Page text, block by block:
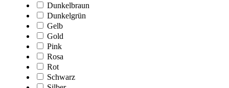
Dunkelbraun
Dunkelgrün
Gelb
Gold
Pink
Rosa
Rot
Schwarz